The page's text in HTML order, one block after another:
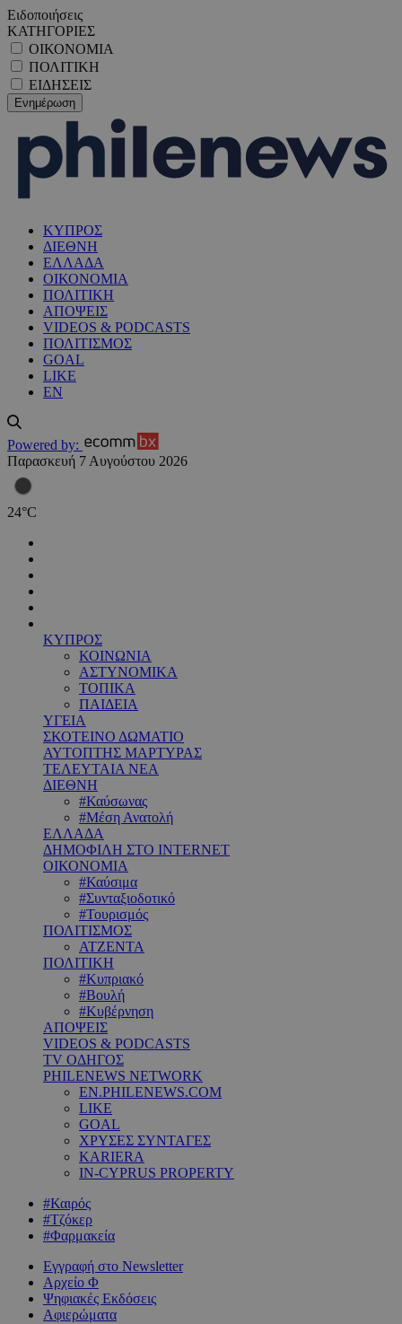
Ειδοποιήσεις
ΚΑΤΗΓΟΡΙΕΣ
ΟΙΚΟΝΟΜΙΑ
ΠΟΛΙΤΙΚΗ
ΕΙΔΗΣΕΙΣ
ΚΥΠΡΟΣ
ΔΙΕΘΝΗ
ΕΛΛΑΔΑ
ΟΙΚΟΝΟΜΙΑ
ΠΟΛΙΤΙΚΗ
ΑΠΟΨΕΙΣ
VIDEOS & PODCASTS
ΠΟΛΙΤΙΣΜΟΣ
GOAL
LIKE
EN
Powered by:
Παρασκευή 7 Αυγούστου 2026
24°C
ΚΥΠΡΟΣ
ΚΟΙΝΩΝΙΑ
ΑΣΤΥΝΟΜΙΚΑ
ΤΟΠΙΚΑ
ΠΑΙΔΕΙΑ
ΥΓΕΙΑ
ΣΚΟΤΕΙΝΟ ΔΩΜΑΤΙΟ
ΑΥΤΟΠΤΗΣ ΜΑΡΤΥΡΑΣ
ΤΕΛΕΥΤΑΙΑ ΝΕΑ
ΔΙΕΘΝΗ
#Καύσωνας
#Μέση Ανατολή
ΕΛΛΑΔΑ
ΔΗΜΟΦΙΛΗ ΣΤΟ INTERNET
ΟΙΚΟΝΟΜΙΑ
#Καύσιμα
#Συνταξιοδοτικό
#Τουρισμός
ΠΟΛΙΤΙΣΜΟΣ
ΑΤΖΕΝΤΑ
ΠΟΛΙΤΙΚΗ
#Κυπριακό
#Βουλή
#Κυβέρνηση
ΑΠΟΨΕΙΣ
VIDEOS & PODCASTS
TV ΟΔΗΓΟΣ
PHILENEWS NETWORK
EN.PHILENEWS.COM
LIKE
GOAL
ΧΡΥΣΕΣ ΣΥΝΤΑΓΕΣ
KARIERA
IN-CYPRUS PROPERTY
#Καιρός
#Τζόκερ
#Φαρμακεία
Εγγραφή στο Newsletter
Αρχείο Φ
Ψηφιακές Εκδόσεις
Αφιερώματα